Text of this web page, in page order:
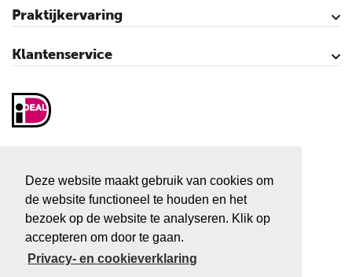
Deze website maakt gebruik van cookies om
de website functioneel te houden en het
bezoek op de website te analyseren. Klik op
accepteren om door te gaan.
Privacy- en cookieverklaring
Praktijkervaring
Kalveren
Koeien
Varkens
Over vliegen…
Vliegenbestrijding – video’s
Klantenservice
Contact
Mijn account
Veilig winkelen
Algemene voorwaarden
Privacy- en cookieverklaring
Disclaimer
Sitemap
Sluiskolk 3
7681 KC Vroomshoop
Tel:+31 546 666 666
E-mail:info@vliegenactie.nl